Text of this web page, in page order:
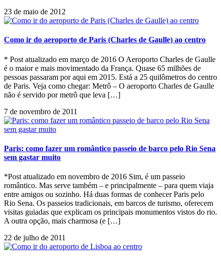
23 de maio de 2012
Como ir do aeroporto de Paris (Charles de Gaulle) ao centro
* Post atualizado em março de 2016 O Aeroporto Charles de Gaulle
é o maior e mais movimentado da França. Quase 65 milhões de
pessoas passaram por aqui em 2015. Está a 25 quilômetros do centro
de Paris. Veja como chegar: Metrô – O aeroporto Charles de Gaulle
não é servido por metrô que leva […]
7 de novembro de 2011
Paris: como fazer um romântico passeio de barco pelo Rio Sena
sem gastar muito
*Post atualizado em novembro de 2016 Sim, é um passeio
romântico. Mas serve também – e principalmente – para quem viaja
entre amigos ou sozinho. Há duas formas de conhecer Paris pelo
Rio Sena. Os passeios tradicionais, em barcos de turismo, oferecem
visitas guiadas que explicam os principais monumentos vistos do rio.
A outra opção, mais charmosa (e […]
22 de julho de 2011